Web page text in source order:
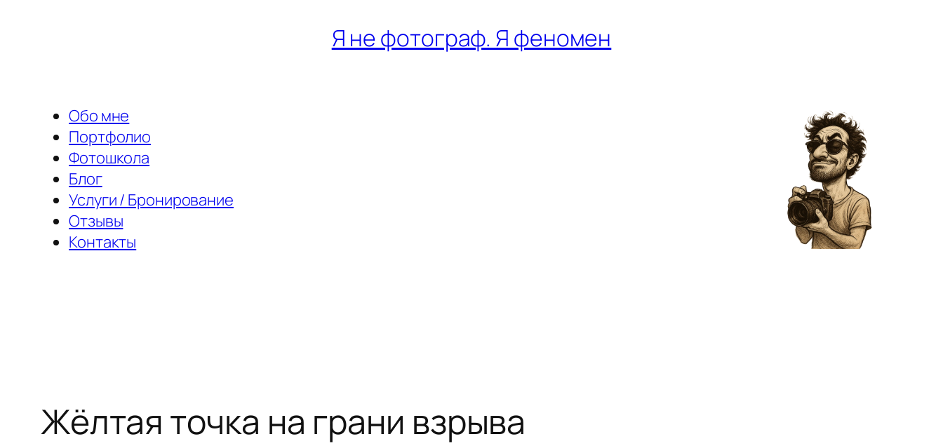
Я не фотограф. Я феномен
Обо мне
Портфолио
Фотошкола
Блог
Услуги / Бронирование
Отзывы
Контакты
Жёлтая точка на грани взрыва